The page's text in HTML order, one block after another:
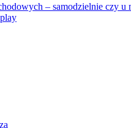
– samodzielnie czy u